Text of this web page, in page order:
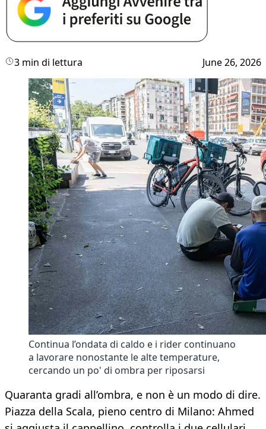
3 min di lettura June 26, 2026
Continua l’ondata di caldo e i rider continuano
a lavorare nonostante le alte temperature,
cercando un po' di ombra per riposarsi
Quaranta gradi all’ombra, e non è un modo di dire.
Piazza della Scala, pieno centro di Milano: Ahmed